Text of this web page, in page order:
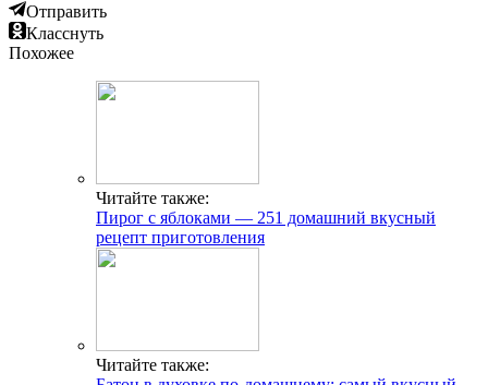
Отправить
Класснуть
Похожее
Читайте также:
Пирог с яблоками — 251 домашний вкусный
рецепт приготовления
Читайте также: